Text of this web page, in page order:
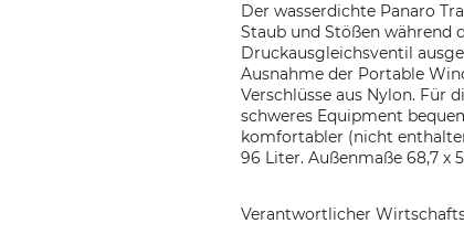
Der wasserdichte Panaro
Staub und Stößen während
Druckausgleichsventil
Ausnahme der Portable
Verschlüsse aus Nylon. Für
schweres Equipment
komfortabler (nicht
96 Liter. Außenmaße 68,7 x
Verantwortlicher